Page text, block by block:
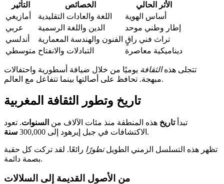
التأثير الخصائص
الأثر الحالي
أمازيغي
اللغة والعادات التقليدية
أساس الهوية
عربي
الدين واللغة الرسمية
إطار وطني موحد
أندلسي
الفنون والهندسة المعمارية تراث فني راقٍ
متوسطي التبادلات والانفتاح ديناميكية معاصرة
تتجلى هذهالثقافة يوميًا من خلال ضيافة أسطورية واحتفالات
مبهجة. تحافظ على أصالتها بينما تتفاعل مع العالم.
تاريخ وتطور الثقافة المغربية
تبدأتاريخ هذه المنطقة منذ مئات الآلاف من السنوات. تعود
الاكتشافات في جبل إيرهود إلى 300,000
سنة .
تظهر هذه التسلسل الزمني الطويلتطورًا رائعًا. لقد تركت كل حقبة
بصمة دائمة.
من الأصول القديمة إلى السلالات